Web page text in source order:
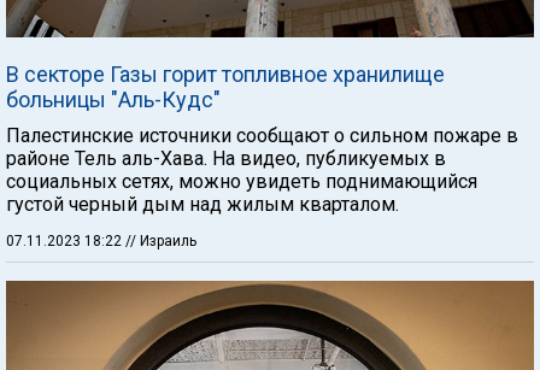
В секторе Газы горит топливное хранилище
больницы "Аль-Кудс"
Палестинские источники сообщают о сильном пожаре в
районе Тель аль-Хава. На видео, публикуемых в
социальных сетях, можно увидеть поднимающийся
густой черный дым над жилым кварталом.
07.11.2023 18:22 // Израиль